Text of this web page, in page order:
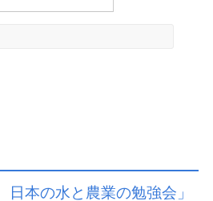
本の水と農業の勉強会」